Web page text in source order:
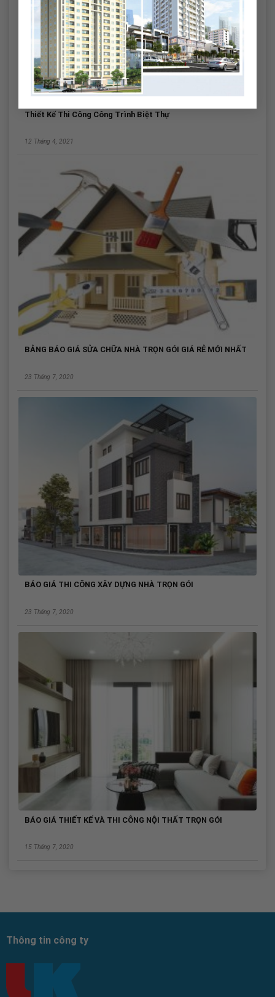
Thiết Kế Thi Công Công Trình Biệt Thự
12 Tháng 4, 2021
BẢNG BÁO GIÁ SỬA CHỮA NHÀ TRỌN GÓI GIÁ RẺ MỚI NHẤT
23 Tháng 7, 2020
BÁO GIÁ THI CÔNG XÂY DỰNG NHÀ TRỌN GÓI
23 Tháng 7, 2020
BÁO GIÁ THIẾT KẾ VÀ THI CÔNG NỘI THẤT TRỌN GÓI
15 Tháng 7, 2020
Thông tin công ty